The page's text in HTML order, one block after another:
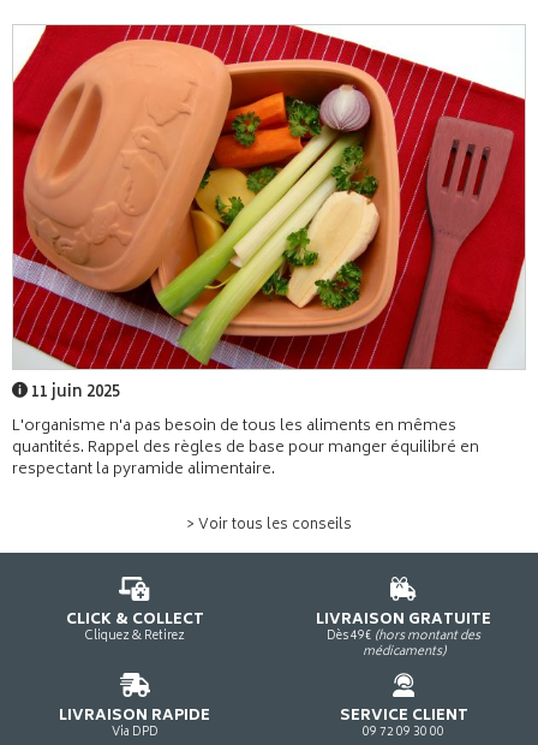
11 juin 2025
L'organisme n'a pas besoin de tous les aliments en mêmes
quantités. Rappel des règles de base pour manger équilibré en
respectant la pyramide alimentaire.
> Voir tous les conseils
CLICK & COLLECT
Cliquez & Retirez
LIVRAISON GRATUITE
Dès 49€ (hors montant des
médicaments)
LIVRAISON RAPIDE
Via DPD
SERVICE CLIENT
09 72 09 30 00